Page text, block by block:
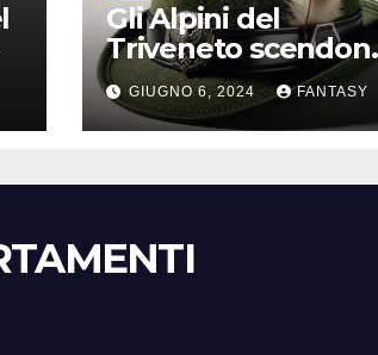
Gli Alpini del
Triveneto
a Bibione
GIUGNO 6, 2024 FANTASY